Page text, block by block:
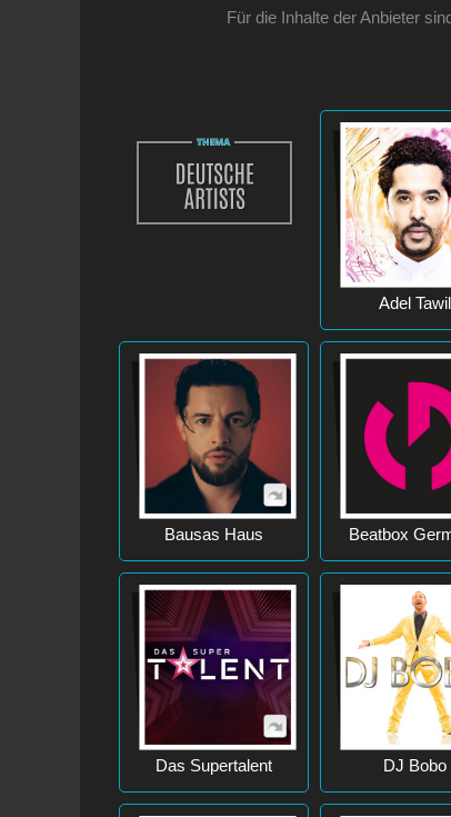
Für die Inhalte der Anbieter
Adel Tawil
Bausas Haus Beatbox
Das Supertalent DJ Bobo